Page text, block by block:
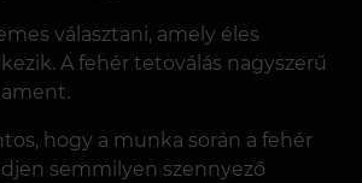
választani, amely éles
A fehér tetoválás nagyszerű
hogy a munka során a fehér
semmilyen szennyező